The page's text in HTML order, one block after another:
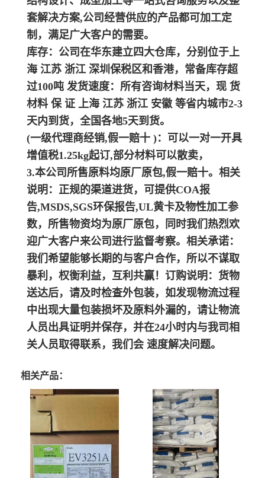
套解决方案,公司经营供应的产品都可加工定
制，满足广大客户的需要。
库存：公司在华东建立四大仓库，分别位于上
海 江苏 浙江 深圳保税区和香港，常备库存超
过100吨 发货速度：所有咨询材料当天，现 货
材料 保 证 上海 江苏 浙江 安徽 等省内城市2-3
天内到货，全国各地5天到货。
(一级代理商经销,假一赔十 )：可以一对一开具
增值税1.25kg起订,部分材料可以散卖，
3.本公司所售原料均原厂原包,假一赔十。相关
说明： 正规的渠道进货，可提供COA报
告,MSDS,SGS环保报告,UL黄卡及物性加工参
数，所售物资均为原厂原包，同时我们热烈欢
迎广大客户来公司进行监督考察。 相关承诺：
我们希望能够长期的与客户合作，所以不谋取
暴利，权衡利益，互利共赢！ 订购说明： 货物
送达后，请及时检查外包装，如发现物流过程
中出现大量包装损坏及原料外漏的，请让物流
人员出具证明并保存，并在24小时内与我司相
关人员取得联系，我们会 速度解决问题。
相关产品：